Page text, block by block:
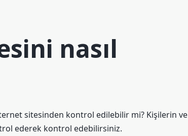
nasıl
sitesinden kontrol edilebilir mi? Kişilerin ve
ederek kontrol edebilirsiniz.